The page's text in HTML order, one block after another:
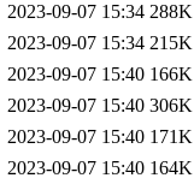
2023-09-07 15:34 288K
2023-09-07 15:34 215K
2023-09-07 15:40 166K
2023-09-07 15:40 306K
2023-09-07 15:40 171K
2023-09-07 15:40 164K